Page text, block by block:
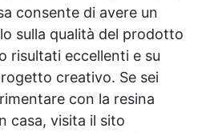
consente di avere un
sulla qualità del prodotto
risultati eccellenti e su
creativo. Se sei
con la resina
casa, visita il sito